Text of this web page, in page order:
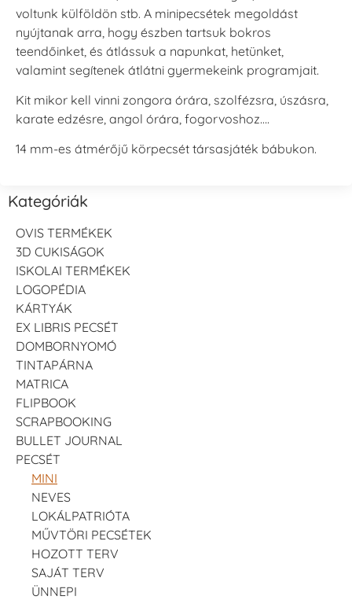
voltunk külföldön stb. A minipecsétek megoldást
nyújtanak arra, hogy észben tartsuk bokros
teendőinket, és átlássuk a napunkat, hetünket,
valamint segítenek átlátni gyermekeink programjait.
Kit mikor kell vinni zongora órára, szolfézsra, úszásra,
karate edzésre, angol órára, fogorvoshoz….
14 mm-es átmérőjű körpecsét társasjáték bábukon.
Kategóriák
OVIS TERMÉKEK
3D CUKISÁGOK
ISKOLAI TERMÉKEK
LOGOPÉDIA
KÁRTYÁK
EX LIBRIS PECSÉT
DOMBORNYOMÓ
TINTAPÁRNA
MATRICA
FLIPBOOK
SCRAPBOOKING
BULLET JOURNAL
PECSÉT
MINI
NEVES
LOKÁLPATRIÓTA
MŰVTÖRI PECSÉTEK
HOZOTT TERV
SAJÁT TERV
ÜNNEPI